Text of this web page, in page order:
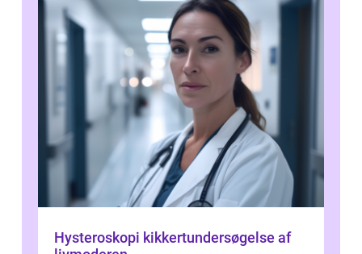
Hysteroskopi kikkertundersøgelse af